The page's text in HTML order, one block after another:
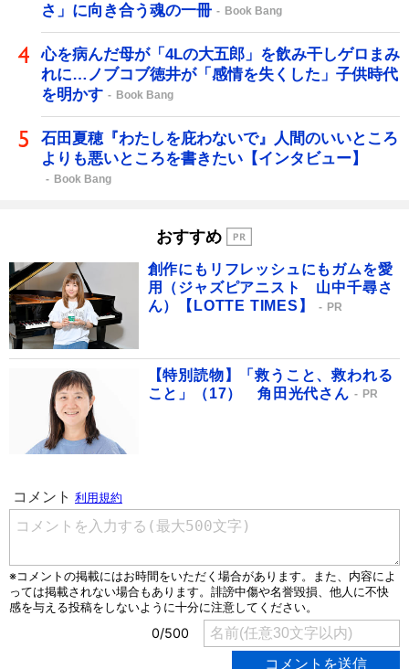
さ」に向き合う魂の一冊
Book Bang
心を病んだ母が「4Lの大五郎」を飲み干しゲロまみ
れに…ノブコブ徳井が「感情を失くした」子供時代
を明かす
Book Bang
石田夏穂『わたしを庇わないで』人間のいいところ
よりも悪いところを書きたい【インタビュー】
Book Bang
おすすめ
創作にもリフレッシュにもガムを愛
用（ジャズピアニスト 山中千尋さ
ん）【LOTTE TIMES】
PR
【特別読物】「救うこと、救われる
こと」（17） 角田光代さん
PR